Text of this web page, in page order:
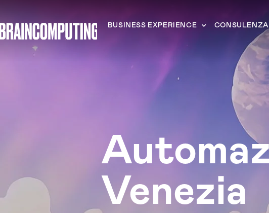
BUSINESS EXPERIENCE
Venezia